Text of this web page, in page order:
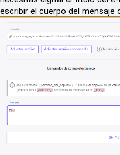
escribir el cuerpo del mensaje